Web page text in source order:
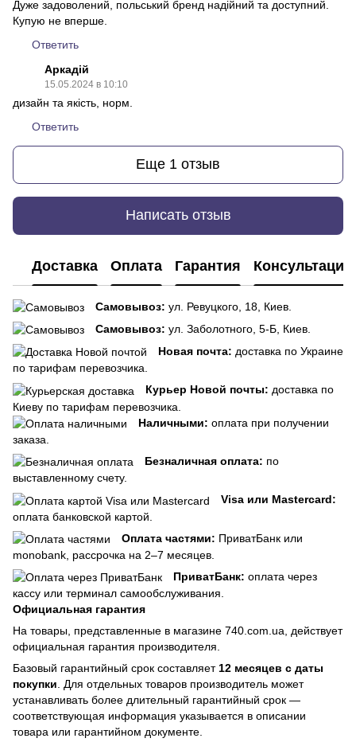
Дуже задоволений, польський бренд надійний та доступний.
Купую не вперше.
Ответить
Аркадій
15.05.2024 в 10:10
дизайн та якість, норм.
Ответить
Еще 1 отзыв
Написать отзыв
Доставка Оплата Гарантия Консультация
Самовывоз: ул. Ревуцкого, 18, Киев.
Самовывоз: ул. Заболотного, 5-Б, Киев.
Новая почта: доставка по Украине
по тарифам перевозчика.
Курьер Новой почты: доставка по
Киеву по тарифам перевозчика.
Наличными: оплата при получении
заказа.
Безналичная оплата: по
выставленному счету.
Visa или Mastercard:
оплата банковской картой.
Оплата частями: ПриватБанк или
monobank, рассрочка на 2–7 месяцев.
ПриватБанк: оплата через
кассу или терминал самообслуживания.
Официальная гарантия
На товары, представленные в магазине 740.com.ua, действует
официальная гарантия производителя.
Базовый гарантийный срок составляет12 месяцев с даты
покупки. Для отдельных товаров производитель может
устанавливать более длительный гарантийный срок —
соответствующая информация указывается в описании
товара или гарантийном документе.